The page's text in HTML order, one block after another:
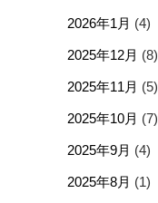
2026年1月 (4)
2025年12月 (8)
2025年11月 (5)
2025年10月 (7)
2025年9月 (4)
2025年8月 (1)